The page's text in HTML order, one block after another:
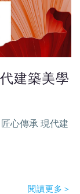
建築美學
心傳承 現代建
閱讀更多＞